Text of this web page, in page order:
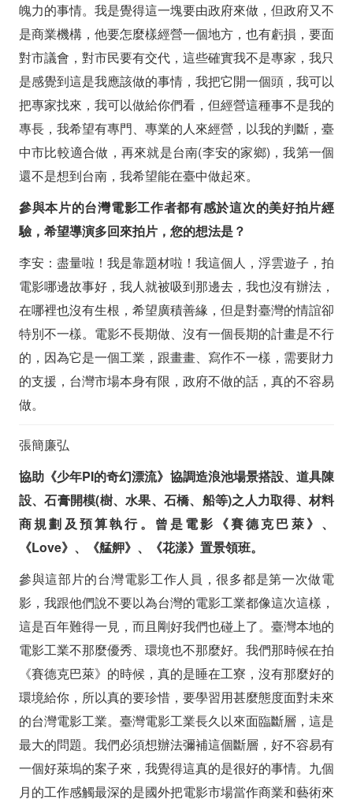
魄力的事情。我是覺得這一塊要由政府來做，但政府又不
是商業機構，他要怎麼樣經營一個地方，也有虧損，要面
對市議會，對市民要有交代，這些確實我不是專家，我只
是感覺到這是我應該做的事情，我把它開一個頭，我可以
把專家找來，我可以做給你們看，但經營這種事不是我的
專長，我希望有專門、專業的人來經營，以我的判斷，臺
中市比較適合做，再來就是台南(李安的家鄉)，我第一個
還不是想到台南，我希望能在臺中做起來。
參與本片的台灣電影工作者都有感於這次的美好拍片經
驗，希望導演多回來拍片，您的想法是？
李安：盡量啦！我是靠題材啦！我這個人，浮雲遊子，拍
電影哪邊故事好，我人就被吸到那邊去，我也沒有辦法，
在哪裡也沒有生根，希望廣積善緣，但是對臺灣的情誼卻
特別不一樣。電影不長期做、沒有一個長期的計畫是不行
的，因為它是一個工業，跟畫畫、寫作不一樣，需要財力
的支援，台灣市場本身有限，政府不做的話，真的不容易
做。
張簡廉弘
協助《少年PI的奇幻漂流》協調造浪池場景搭設、道具陳
設、石膏開模(樹、水果、石橋、船等)之人力取得、材料
商規劃及預算執行。曾是電影《賽德克巴萊》、
《Love》、《艋舺》、《花漾》置景領班。
參與這部片的台灣電影工作人員，很多都是第一次做電
影，我跟他們說不要以為台灣的電影工業都像這次這樣，
這是百年難得一見，而且剛好我們也碰上了。臺灣本地的
電影工業不那麼優秀、環境也不那麼好。我們那時候在拍
《賽德克巴萊》的時候，真的是睡在工寮，沒有那麼好的
環境給你，所以真的要珍惜，要學習用甚麼態度面對未來
的台灣電影工業。臺灣電影工業長久以來面臨斷層，這是
最大的問題。我們必須想辦法彌補這個斷層，好不容易有
一個好萊塢的案子來，我覺得這真的是很好的事情。九個
月的工作感觸最深的是國外把電影市場當作商業和藝術來